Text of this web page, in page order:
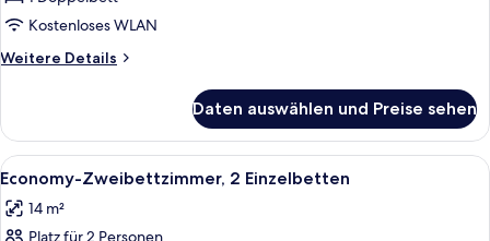
1
Doppelbett
anzeigen
Kostenloses WLAN
Weitere Details
Weitere
Doppelzimmer,
Doppelbett
Daten auswählen und Preise sehen
Alle
Fotos
für
Ein Schlafraum mit zwei Betten,
4
Economy-Zweibettzimmer, 2 Einzelbetten
14 m²
Platz für 2 Personen